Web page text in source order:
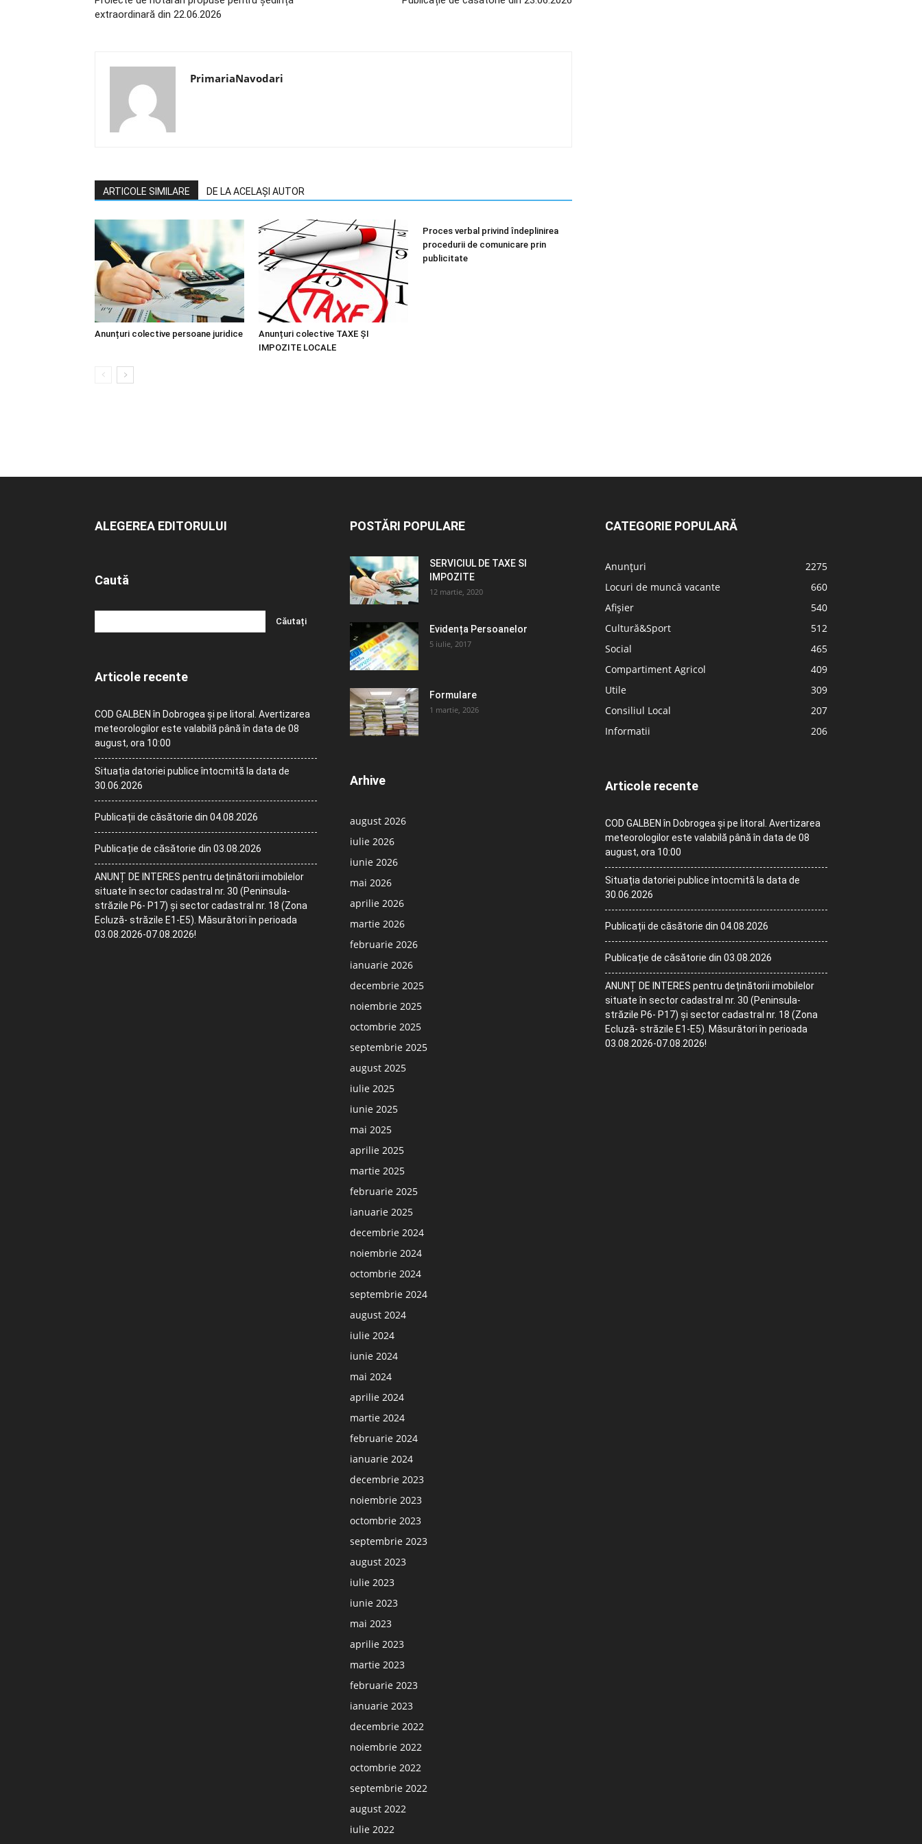
extraordinară din 22.06.2026
PrimariaNavodari
ARTICOLE SIMILARE DE LA ACELAȘI AUTOR
Anunțuri colective persoane juridice
Anunțuri colective TAXE ȘI
IMPOZITE LOCALE
Proces verbal privind îndeplinirea
procedurii de comunicare prin
publicitate
ALEGEREA EDITORULUI
Caută
Articole recente
COD GALBEN în Dobrogea și pe litoral. Avertizarea
meteorologilor este valabilă până în data de 08
august, ora 10:00
Situația datoriei publice întocmită la data de
30.06.2026
Publicații de căsătorie din 04.08.2026
Publicație de căsătorie din 03.08.2026
ANUNȚ DE INTERES pentru deținătorii imobilelor
situate în sector cadastral nr. 30 (Peninsula-
străzile P6- P17) și sector cadastral nr. 18 (Zona
Ecluză- străzile E1-E5). Măsurători în perioada
03.08.2026-07.08.2026!
POSTĂRI POPULARE
SERVICIUL DE TAXE SI
IMPOZITE
12 martie, 2020
Evidența Persoanelor
5 iulie, 2017
Formulare
1 martie, 2026
Arhive
august 2026
iulie 2026
iunie 2026
mai 2026
aprilie 2026
martie 2026
februarie 2026
ianuarie 2026
decembrie 2025
noiembrie 2025
octombrie 2025
septembrie 2025
august 2025
iulie 2025
iunie 2025
mai 2025
aprilie 2025
martie 2025
februarie 2025
ianuarie 2025
decembrie 2024
noiembrie 2024
octombrie 2024
septembrie 2024
august 2024
iulie 2024
iunie 2024
mai 2024
aprilie 2024
martie 2024
februarie 2024
ianuarie 2024
decembrie 2023
noiembrie 2023
octombrie 2023
septembrie 2023
august 2023
iulie 2023
iunie 2023
mai 2023
aprilie 2023
martie 2023
februarie 2023
ianuarie 2023
decembrie 2022
noiembrie 2022
octombrie 2022
septembrie 2022
august 2022
iulie 2022
CATEGORIE POPULARĂ
Anunțuri
2275
Locuri de muncă vacante
660
Afișier
540
Cultură&Sport
512
Social
465
Compartiment Agricol
409
Utile
309
Consiliul Local
207
Informatii
206
Articole recente
COD GALBEN în Dobrogea și pe litoral. Avertizarea
meteorologilor este valabilă până în data de 08
august, ora 10:00
Situația datoriei publice întocmită la data de
30.06.2026
Publicații de căsătorie din 04.08.2026
Publicație de căsătorie din 03.08.2026
ANUNȚ DE INTERES pentru deținătorii imobilelor
situate în sector cadastral nr. 30 (Peninsula-
străzile P6- P17) și sector cadastral nr. 18 (Zona
Ecluză- străzile E1-E5). Măsurători în perioada
03.08.2026-07.08.2026!